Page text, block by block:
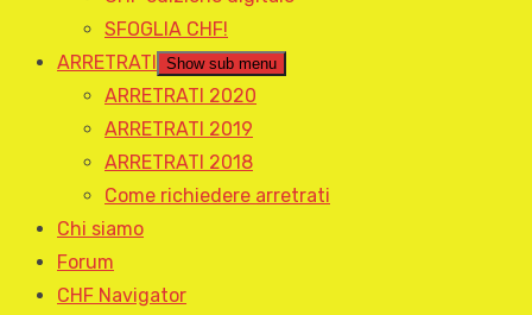
SFOGLIA CHF!
ARRETRATI
Show sub menu
ARRETRATI 2020
ARRETRATI 2019
ARRETRATI 2018
Come richiedere arretrati
Chi siamo
Forum
CHF Navigator